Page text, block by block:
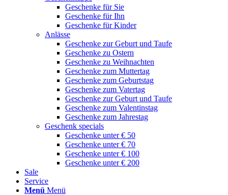
Geschenke für Sie
Geschenke für Ihn
Geschenke für Kinder
Anlässe
Geschenke zur Geburt und Taufe
Geschenke zu Ostern
Geschenke zu Weihnachten
Geschenke zum Muttertag
Geschenke zum Geburtstag
Geschenke zum Vatertag
Geschenke zur Geburt und Taufe
Geschenke zum Valentinstag
Geschenke zum Jahrestag
Geschenk specials
Geschenke unter € 50
Geschenke unter € 70
Geschenke unter € 100
Geschenke unter € 200
Sale
Service
Menü Menü